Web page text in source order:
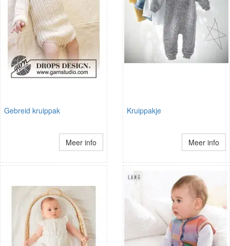
Gebreid kruippak
Meer info
Kruippakje
Meer info